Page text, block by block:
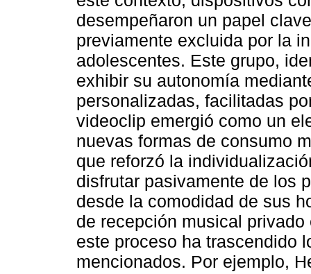
desempeñaron un papel
previamente excluida por la
adolescentes. Este grupo,
exhibir su autonomía
personalizadas, facilitadas
videoclip emergió como un
nuevas formas de consumo
que reforzó la
disfrutar pasivamente de los
desde la comodidad de sus
de recepción musical
este proceso ha trascendido
mencionados. Por ejemplo,